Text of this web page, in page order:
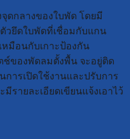
ดกลางของใบพัด โดยมี
วยึดใบพัดที่เชื่อมกับแกน
หมือนกับเกาะป้องกัน
ช์ของพัดลมตั้งพื้น จะอยู่ติด
ารเปิดใช้งานและปรับการ
รายละเอียดเขียนแจ้งเอาไว้